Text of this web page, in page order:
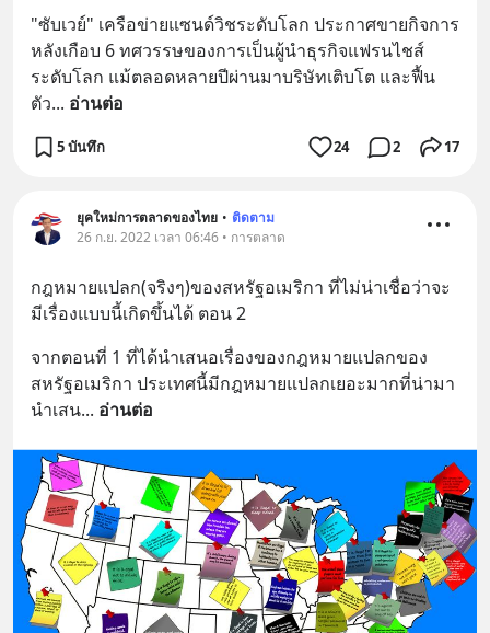
"ซับเวย์" เครือข่ายแซนด์วิชระดับโลก ประกาศขายกิจการ
หลังเกือบ 6 ทศวรรษของการเป็นผู้นำธุรกิจแฟรนไชส์
ระดับโลก แม้ตลอดหลายปีผ่านมาบริษัทเติบโต และฟื้น
ตัว... อ่านต่อ
5 บันทึก 24 2 17
ยุคใหม่การตลาดของไทย • ติดตาม
26 ก.ย. 2022 เวลา 06:46 • การตลาด
กฎหมายแปลก(จริงๆ)ของสหรัฐอเมริกา ที่ไม่น่าเชื่อว่าจะ
มีเรื่องแบบนี้เกิดขึ้นได้ ตอน 2
จากตอนที่ 1 ที่ได้นำเสนอเรื่องของกฎหมายแปลกของ
สหรัฐอเมริกา ประเทศนี้มีกฎหมายแปลกเยอะมากที่น่ามา
นำเสน... อ่านต่อ